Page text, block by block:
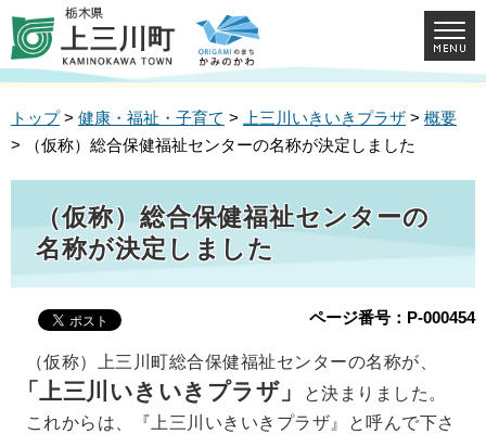
トップ> 健康・福祉・子育て > 上三川いきいきプラザ > 概要
> （仮称）総合保健福祉センターの名称が決定しました
（仮称）総合保健福祉センターの
名称が決定しました
ページ番号：P-000454
（仮称）上三川町総合保健福祉センターの名称が、
「上三川いきいきプラザ」
と決まりました。
これからは、『上三川いきいきプラザ』と呼んで下さ